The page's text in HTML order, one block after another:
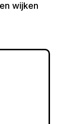
wijken